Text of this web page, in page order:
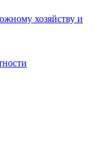
хозяйству и